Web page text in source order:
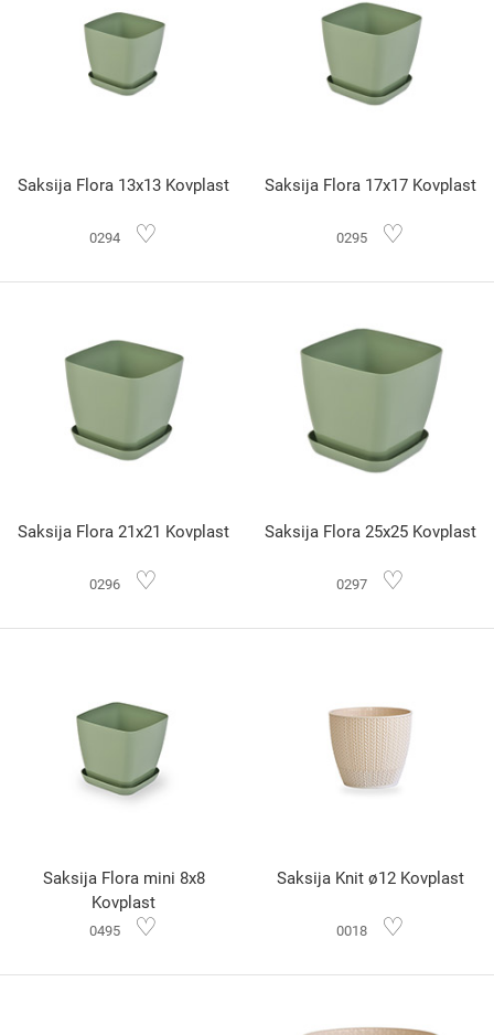
Saksija Flora 13x13 Kovplast
0294 ♡
Saksija Flora 17x17 Kovplast
0295 ♡
Saksija Flora 21x21 Kovplast
0296 ♡
Saksija Flora 25x25 Kovplast
0297 ♡
Saksija Flora mini 8x8
Kovplast
0495 ♡
Saksija Knit ø12 Kovplast
0018 ♡